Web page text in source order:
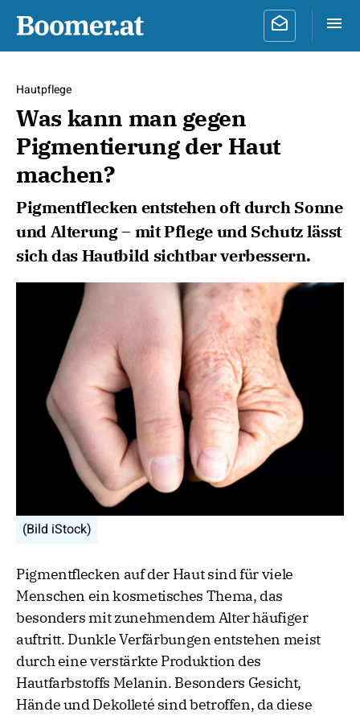
Hautpflege
Was kann man gegen
Pigmentierung der Haut
machen?
Pigmentflecken entstehen oft durch Sonne
und Alterung – mit Pflege und Schutz lässt
sich das Hautbild sichtbar verbessern.
(Bild iStock)
Pigmentflecken auf der Haut sind für viele
Menschen ein kosmetisches Thema, das
besonders mit zunehmendem Alter häufiger
auftritt. Dunkle Verfärbungen entstehen meist
durch eine verstärkte Produktion des
Hautfarbstoffs Melanin. Besonders Gesicht,
Hände und Dekolleté sind betroffen, da diese